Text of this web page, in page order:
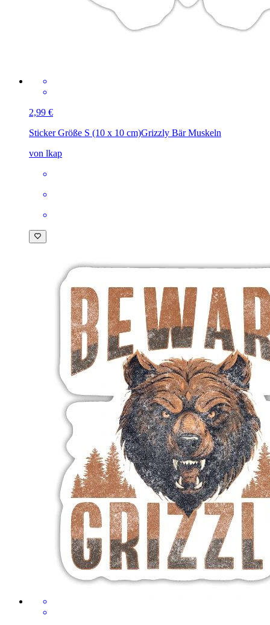
2,99 €
Sticker Größe S (10 x 10 cm)Grizzly Bär Muskeln
von lkap